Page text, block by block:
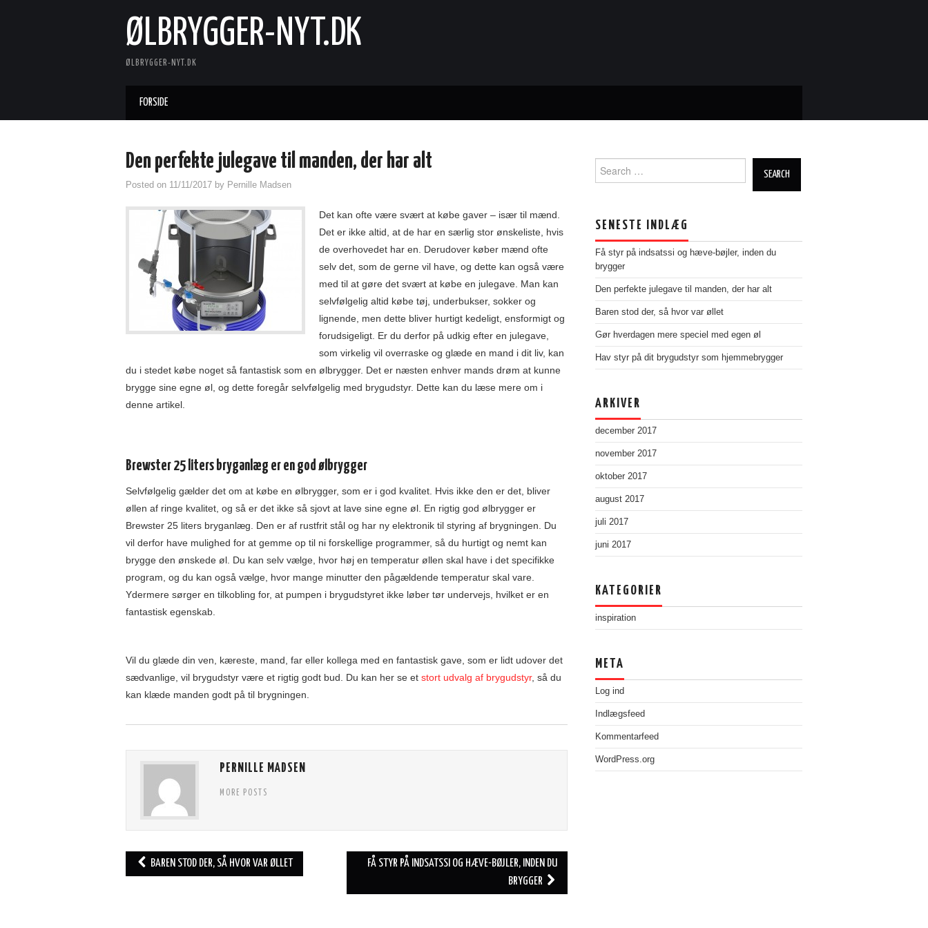
ØLBRYGGER-NYT.DK
ØLBRYGGER-NYT.DK
FORSIDE
Den perfekte julegave til manden, der har alt
Posted on 11/11/2017 by Pernille Madsen
Det kan ofte være svært at købe gaver – især til mænd.
Det er ikke altid, at de har en særlig stor ønskeliste, hvis
de overhovedet har en. Derudover køber mænd ofte
selv det, som de gerne vil have, og dette kan også være
med til at gøre det svært at købe en julegave. Man kan
selvfølgelig altid købe tøj, underbukser, sokker og
lignende, men dette bliver hurtigt kedeligt, ensformigt og
forudsigeligt. Er du derfor på udkig efter en julegave,
som virkelig vil overraske og glæde en mand i dit liv, kan
du i stedet købe noget så fantastisk som en ølbrygger. Det er næsten enhver mands drøm at kunne
brygge sine egne øl, og dette foregår selvfølgelig med brygudstyr. Dette kan du læse mere om i
denne artikel.
Brewster 25 liters bryganlæg er en god ølbrygger
Selvfølgelig gælder det om at købe en ølbrygger, som er i god kvalitet. Hvis ikke den er det, bliver
øllen af ringe kvalitet, og så er det ikke så sjovt at lave sine egne øl. En rigtig god ølbrygger er
Brewster 25 liters bryganlæg. Den er af rustfrit stål og har ny elektronik til styring af brygningen. Du
vil derfor have mulighed for at gemme op til ni forskellige programmer, så du hurtigt og nemt kan
brygge den ønskede øl. Du kan selv vælge, hvor høj en temperatur øllen skal have i det specifikke
program, og du kan også vælge, hvor mange minutter den pågældende temperatur skal vare.
Ydermere sørger en tilkobling for, at pumpen i brygudstyret ikke løber tør undervejs, hvilket er en
fantastisk egenskab.
Vil du glæde din ven, kæreste, mand, far eller kollega med en fantastisk gave, som er lidt udover det
sædvanlige, vil brygudstyr være et rigtig godt bud. Du kan her se et stort udvalg af brygudstyr, så du
kan klæde manden godt på til brygningen.
PERNILLE MADSEN
MORE POSTS
Post
navigation
BAREN STOD DER, SÅ HVOR VAR ØLLET
FÅ STYR PÅ INDSATSSI OG HÆVE-BØJLER, INDEN DU
BRYGGER
for:
SENESTE INDLÆG
Få styr på indsatssi og hæve-bøjler, inden du
brygger
Den perfekte julegave til manden, der har alt
Baren stod der, så hvor var øllet
Gør hverdagen mere speciel med egen øl
Hav styr på dit brygudstyr som hjemmebrygger
ARKIVER
december 2017
november 2017
oktober 2017
august 2017
juli 2017
juni 2017
KATEGORIER
inspiration
META
Log ind
Indlægsfeed
Kommentarfeed
WordPress.org